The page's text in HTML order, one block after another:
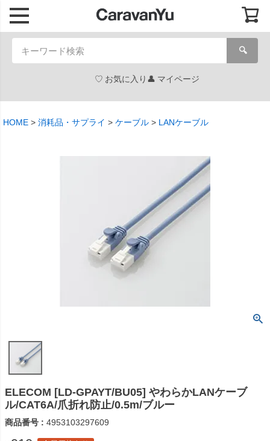
🔍
お気に入り マイページ
HOME 消耗品・サプライ ケーブル LANケーブル
ELECOM [LD-GPAYT/BU05] やわらかLANケーブ
ル/CAT6A/爪折れ防止/0.5m/ブルー
商品番号 4953103297609